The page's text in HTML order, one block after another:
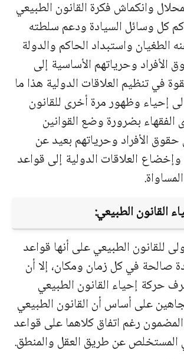
وانكماش فكرة القانون الطبيعي
كل وسائل السيادة ودعم سلطته
الطغيان واستبداد الحاكم والدولة
وحرياتهم الأساسية إلى
في تنظيم العلاقات الدولية هذا ما
إحياء وظهور مرة أخرى للقانون
الفقهاء بضرورة وضع القوانين
الأفراد وحرياتهم بعيد عن
العلاقات الدولية إلى قواعد
للقانون الطبيعي على أنها قواعد
صالحة في كل زمان ومكان، إلا أن
حركة إحياء القانون الطبيعي
على أساس أن القانون الطبيعي
رغم اتفاق كلاهما على قواعد
المستخلص عن طريق العقل والمنطق.